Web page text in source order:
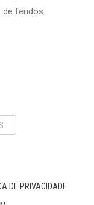
de feridos
DE PRIVACIDADE